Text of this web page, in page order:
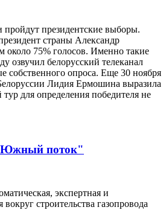
пройдут президентские выборы.
страны Александр
около 75% голосов. Именно такие
озвучил белорусский телеканал
собственного опроса. Еще 30 ноября
Лидия Ермошина выразила
тур для определения победителя не
поток"
экспертная и
строительства газопровода